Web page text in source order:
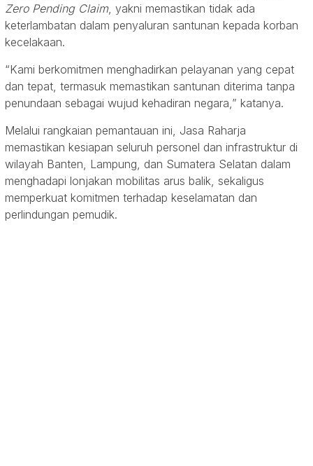
Zero Pending Claim, yakni memastikan tidak ada
keterlambatan dalam penyaluran santunan kepada korban
kecelakaan.
“Kami berkomitmen menghadirkan pelayanan yang cepat
dan tepat, termasuk memastikan santunan diterima tanpa
penundaan sebagai wujud kehadiran negara,” katanya.
Melalui rangkaian pemantauan ini, Jasa Raharja
memastikan kesiapan seluruh personel dan infrastruktur di
wilayah Banten, Lampung, dan Sumatera Selatan dalam
menghadapi lonjakan mobilitas arus balik, sekaligus
memperkuat komitmen terhadap keselamatan dan
perlindungan pemudik.